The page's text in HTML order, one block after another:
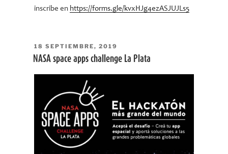
inscribe en https://forms.gle/kvxHJg4ezASJUJLs5
PUBLICADO
EL
18 SEPTIEMBRE, 2019
NASA space apps challenge La Plata